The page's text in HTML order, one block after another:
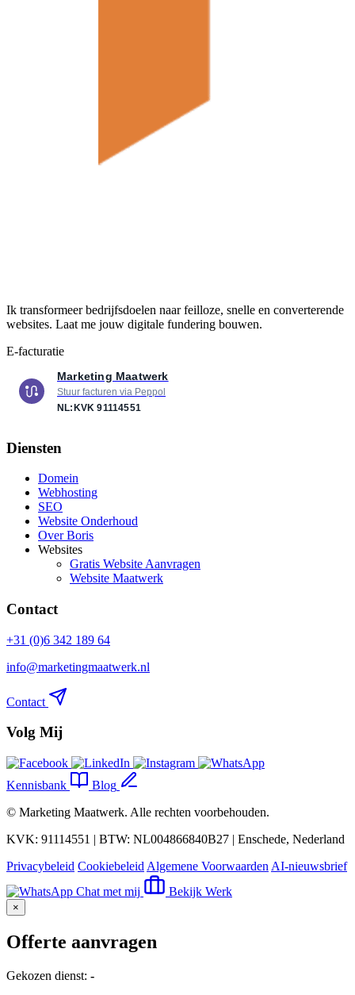
Ik transformeer bedrijfsdoelen naar feilloze, snelle en converterende
websites. Laat me jouw digitale fundering bouwen.
E-facturatie
Marketing Maatwerk
Stuur facturen via Peppol
NL:KVK 91114551
Diensten
Domein
Webhosting
SEO
Website Onderhoud
Over Boris
Websites
Gratis Website Aanvragen
Website Maatwerk
Contact
+31 (0)6 342 189 64
info@marketingmaatwerk.nl
Contact
Volg Mij
Kennisbank
Blog
© Marketing Maatwerk. Alle rechten voorbehouden.
KVK: 91114551 | BTW: NL004866840B27 | Enschede, Nederland
Privacybeleid Cookiebeleid Algemene Voorwaarden AI-nieuwsbrief
Chat met mij
Bekijk Werk
×
Offerte aanvragen
Gekozen dienst: -